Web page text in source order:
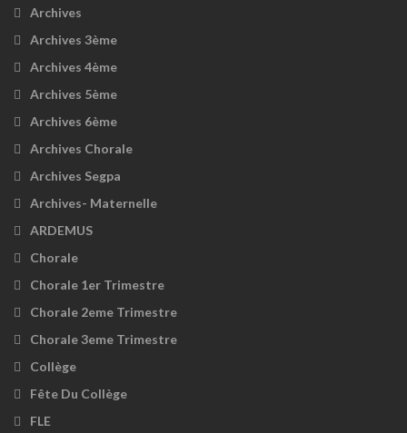
Archives
Archives 3ème
Archives 4ème
Archives 5ème
Archives 6ème
Archives Chorale
Archives Segpa
Archives- Maternelle
ARDEMUS
Chorale
Chorale 1er Trimestre
Chorale 2eme Trimestre
Chorale 3eme Trimestre
Collège
Fête Du Collège
FLE